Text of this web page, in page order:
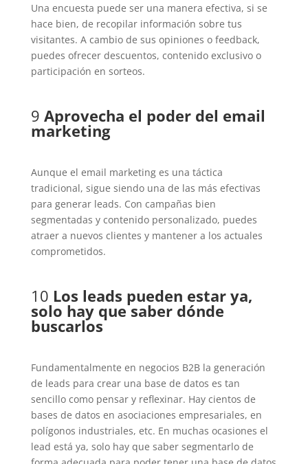
Una encuesta puede ser una manera efectiva, si se
hace bien, de recopilar información sobre tus
visitantes. A cambio de sus opiniones o feedback,
puedes ofrecer descuentos, contenido exclusivo o
participación en sorteos.
9 Aprovecha el poder del email
marketing
Aunque el email marketing es una táctica
tradicional, sigue siendo una de las más efectivas
para generar leads. Con campañas bien
segmentadas y contenido personalizado, puedes
atraer a nuevos clientes y mantener a los actuales
comprometidos.
10 Los leads pueden estar ya,
solo hay que saber dónde
buscarlos
Fundamentalmente en negocios B2B la generación
de leads para crear una base de datos es tan
sencillo como pensar y reflexinar. Hay cientos de
bases de datos en asociaciones empresariales, en
polígonos industriales, etc. En muchas ocasiones el
lead está ya, solo hay que saber segmentarlo de